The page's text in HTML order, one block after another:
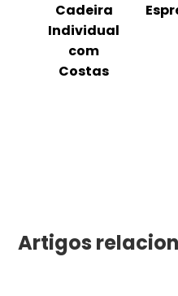
Cadeira
Individual
com
Costas
Artigos